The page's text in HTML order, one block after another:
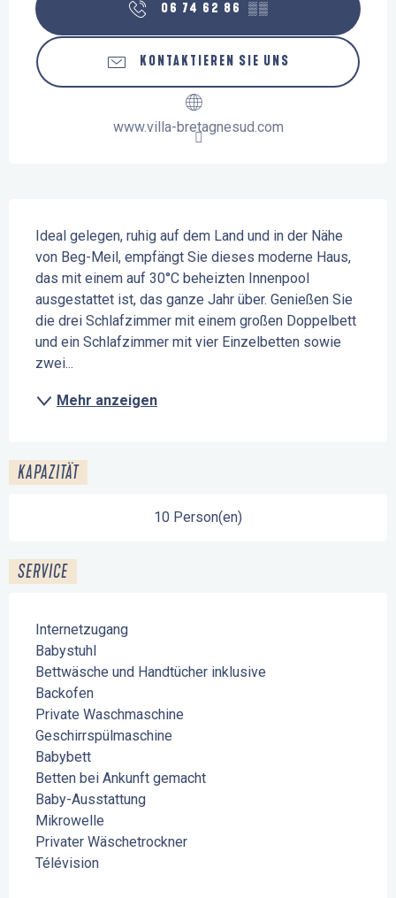
06 74 62 86 ▒▒
KONTAKTIEREN SIE UNS
www.villa-bretagnesud.com
Ideal gelegen, ruhig auf dem Land und in der Nähe
von Beg-Meil, empfängt Sie dieses moderne Haus,
das mit einem auf 30°C beheizten Innenpool
ausgestattet ist, das ganze Jahr über. Genießen Sie
die drei Schlafzimmer mit einem großen Doppelbett
und ein Schlafzimmer mit vier Einzelbetten sowie
zwei...
Mehr anzeigen
KAPAZITÄT
10 Person(en)
SERVICE
Internetzugang
Babystuhl
Bettwäsche und Handtücher inklusive
Backofen
Private Waschmaschine
Geschirrspülmaschine
Babybett
Betten bei Ankunft gemacht
Baby-Ausstattung
Mikrowelle
Privater Wäschetrockner
Télévision